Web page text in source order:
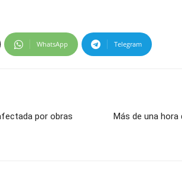
WhatsApp Telegram
por obras
Más de una